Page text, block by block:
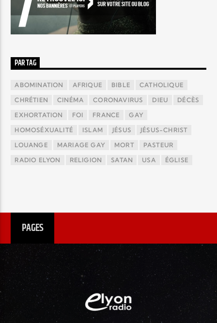
PAR TAG
ABOMINATION AFRIQUE BIBLE CATHOLIQUE
CHRÉTIEN CINÉMA CORONAVIRUS DIEU DÉCÈS
EXHORTATION FOI FRANCE GAY
HOMOSÉXUALITÉ ISLAM JÉSUS JÉSUS-CHRIST
LOUANGE MARIAGE GAY MORT PASTEUR
RADIO ELYON RELIGION SATAN USA ÉGLISE
PAGES